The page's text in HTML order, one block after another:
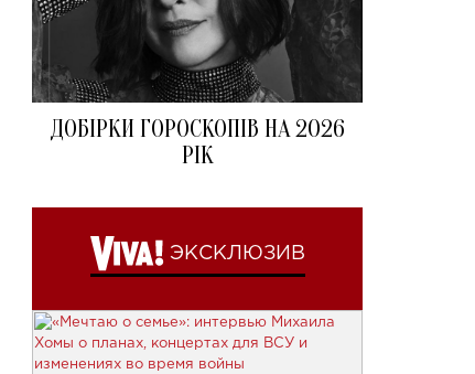
ДОБІРКИ ГОРОСКОПІВ НА 2026
РІК
ЭКСКЛЮЗИВ